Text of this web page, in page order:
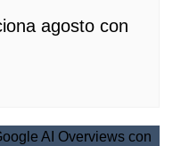
agosto con